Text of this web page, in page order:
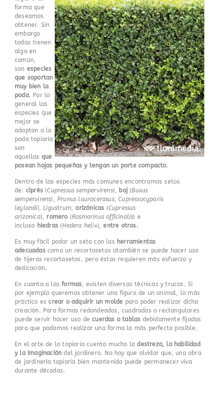
forma que
deseamos
obtener. Sin
embargo
todas tienen
algo en
común,
son especies
que soportan
muy bien la
poda. Por lo
general las
especies que
mejor se
adaptan a la
poda topiaria
son
aquellas que
posean hojas pequeñas y tengan un porte compacto.
Dentro de las especies más comunes encontramos setos
de: ciprés(Cupressus sempervirens), boj(Buxus
sempervirens),Prunus laurocerasus,Cupressocyparis
leylandii, Ligustrum ,arizónicas (Cupressus
arizonica), romero (Rosmarinus officinalis) e
incluso hiedras (Hedera helix),entre otros.
Es muy fácil podar un seto con las herramientas
adecuadascomo un recortasetos otambién se puede hacer uso
de tijeras recortasetos, pero éstas requieren más esfuerzo y
dedicación.
En cuanto a lasformas , existen diversas técnicas y trucos. Si
por ejemplo queremos obtener una figura de un animal, lo más
práctico escrear o adquirir un molde para poder realizar dicha
creación. Para formas redondeadas, cuadradas o rectangulares
puede servir hacer uso decuerdas o tablas debidamente fijadas
para que podamos realizar una forma lo más perfecta posible.
En el arte de la topiaria cuenta mucho la destreza, la habilidad
y la imaginacióndel jardinero. No hay que olvidar que, una obra
de jardinería topiaria bien mantenida puede permanecer viva
durante décadas.